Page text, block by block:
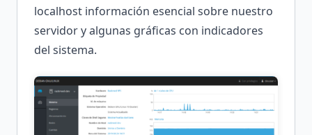
localhost información esencial sobre nuestro
servidor y algunas gráficas con indicadores
del sistema.